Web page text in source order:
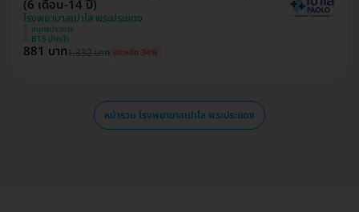
(6 เดือน-14 ปี)
โรงพยาบาลเปาโล พระประแดง
สมุทรปราการ
BTS ปากน้ำ
881 บาท1,332 บาท ประหยัด 34%
หน้ารวม โรงพยาบาลเปาโล พระประแดง